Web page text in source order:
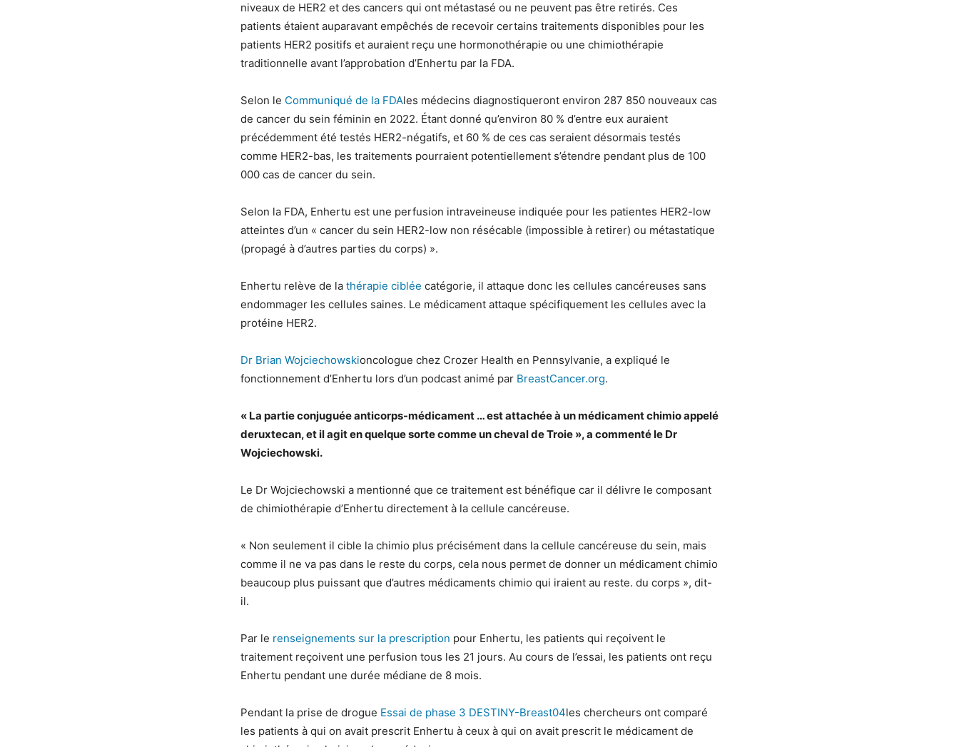
niveaux de HER2 et des cancers qui ont métastasé ou ne peuvent pas être retirés. Ces
patients étaient auparavant empêchés de recevoir certains traitements disponibles pour les
patients HER2 positifs et auraient reçu une hormonothérapie ou une chimiothérapie
traditionnelle avant l’approbation d’Enhertu par la FDA.
Selon le Communiqué de la FDAles médecins diagnostiqueront environ 287 850 nouveaux cas
de cancer du sein féminin en 2022. Étant donné qu’environ 80 % d’entre eux auraient
précédemment été testés HER2-négatifs, et 60 % de ces cas seraient désormais testés
comme HER2-bas, les traitements pourraient potentiellement s’étendre pendant plus de 100
000 cas de cancer du sein.
Selon la FDA, Enhertu est une perfusion intraveineuse indiquée pour les patientes HER2-low
atteintes d’un « cancer du sein HER2-low non résécable (impossible à retirer) ou métastatique
(propagé à d’autres parties du corps) ».
Enhertu relève de la thérapie ciblée catégorie, il attaque donc les cellules cancéreuses sans
endommager les cellules saines. Le médicament attaque spécifiquement les cellules avec la
protéine HER2.
Dr Brian Wojciechowskioncologue chez Crozer Health en Pennsylvanie, a expliqué le
fonctionnement d’Enhertu lors d’un podcast animé par BreastCancer.org.
« La partie conjuguée anticorps-médicament … est attachée à un médicament chimio appelé
deruxtecan, et il agit en quelque sorte comme un cheval de Troie », a commenté le Dr
Wojciechowski.
Le Dr Wojciechowski a mentionné que ce traitement est bénéfique car il délivre le composant
de chimiothérapie d’Enhertu directement à la cellule cancéreuse.
« Non seulement il cible la chimio plus précisément dans la cellule cancéreuse du sein, mais
comme il ne va pas dans le reste du corps, cela nous permet de donner un médicament chimio
beaucoup plus puissant que d’autres médicaments chimio qui iraient au reste. du corps », dit-
il.
Par le renseignements sur la prescription pour Enhertu, les patients qui reçoivent le
traitement reçoivent une perfusion tous les 21 jours. Au cours de l’essai, les patients ont reçu
Enhertu pendant une durée médiane de 8 mois.
Pendant la prise de drogue Essai de phase 3 DESTINY-Breast04les chercheurs ont comparé
les patients à qui on avait prescrit Enhertu à ceux à qui on avait prescrit le médicament de